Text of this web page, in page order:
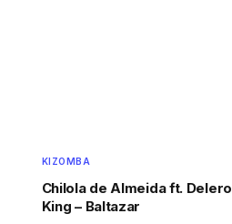
KIZOMBA
Chilola de Almeida ft. Delero
King – Baltazar